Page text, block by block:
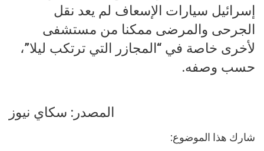
إسرائيل سيارات الإسعاف لم يعد نقل
الجرحى والمرضى ممكنا من مستشفى
لأخرى خاصة في “المجازر التي ترتكب ليلا”،
حسب وصفه.
المصدر: سكاي نيوز
شارك هذا الموضوع: